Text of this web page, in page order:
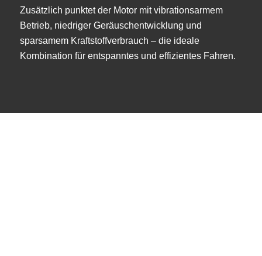
Zusätzlich punktet der Motor mit vibrationsarmem
Betrieb, niedriger Geräuschentwicklung und
sparsamem Kraftstoffverbrauch – die ideale
Kombination für entspanntes und effizientes Fahren.